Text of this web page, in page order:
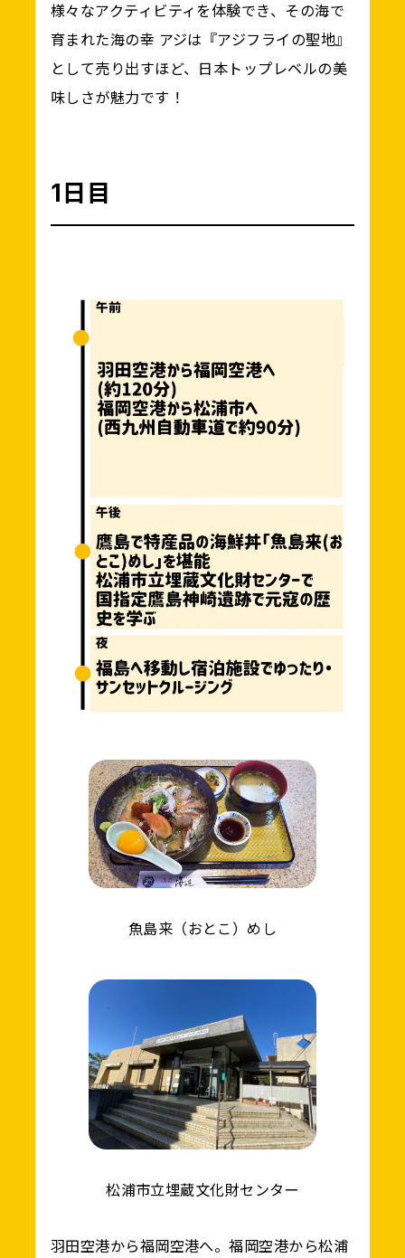
様々なアクティビティを体験でき、その海で
育まれた海の幸 アジは『アジフライの聖地』
として売り出すほど、日本トップレベルの美
味しさが魅力です！
1日目
魚島来（おとこ）めし
松浦市立埋蔵文化財センター
羽田空港から福岡空港へ。福岡空港から松浦